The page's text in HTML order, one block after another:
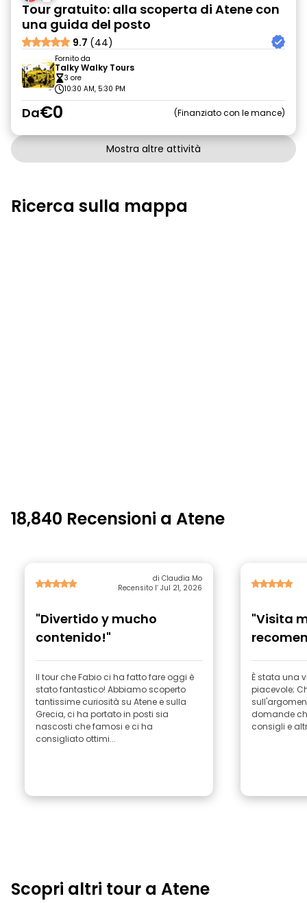
Tour gratuito: alla scoperta di Atene con
una guida del posto
9.7 (44)
Fornito da
Talky Walky Tours
3 ore
10:30 AM, 5:30 PM
Da€0 Finanziato con le mance
Mostra altre attività
Ricerca sulla mappa
18,840 Recensioni a Atene
di Claudia Mo
Recensito l’ Jul 21, 2026
"Divertido y mucho
contenido!"
Il tour che Fabio ci ha fatto fare oggi è
stato fantastico! Abbiamo scoperto
tantissime curiosità su Atene e sulla
Grecia, ci ha portato in posti sia
nascosti che famosi e ci ha
consigliato ottimi...
"Visita
gracias
È stata una
piacevole;
domande
consigli e
Scopri altri tour a Atene